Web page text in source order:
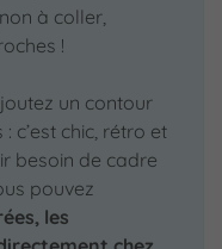
à coller,
!
un contour
c’est chic, rétro et
besoin de cadre
pouvez
les